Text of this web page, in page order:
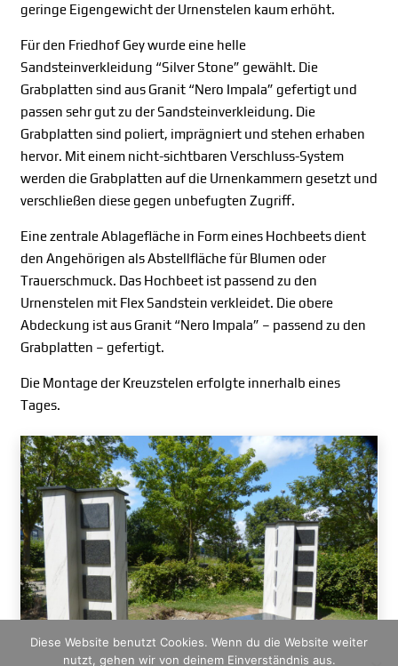
geringe Eigengewicht der Urnenstelen kaum erhöht.
Für den Friedhof Gey wurde eine helle
Sandsteinverkleidung “Silver Stone” gewählt. Die
Grabplatten sind aus Granit “Nero Impala” gefertigt und
passen sehr gut zu der Sandsteinverkleidung. Die
Grabplatten sind poliert, imprägniert und stehen erhaben
hervor. Mit einem nicht-sichtbaren Verschluss-System
werden die Grabplatten auf die Urnenkammern gesetzt und
verschließen diese gegen unbefugten Zugriff.
Eine zentrale Ablagefläche in Form eines Hochbeets dient
den Angehörigen als Abstellfläche für Blumen oder
Trauerschmuck. Das Hochbeet ist passend zu den
Urnenstelen mit Flex Sandstein verkleidet. Die obere
Abdeckung ist aus Granit “Nero Impala” – passend zu den
Grabplatten – gefertigt.
Die Montage der Kreuzstelen erfolgte innerhalb eines
Tages.
Diese Website benutzt Cookies. Wenn du die Website weiter
nutzt, gehen wir von deinem Einverständnis aus.